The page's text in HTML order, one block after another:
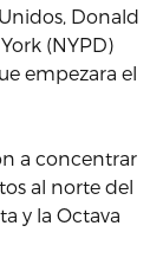
Donald
(NYPD)
empezara el
a concentrar
al norte del
y la Octava